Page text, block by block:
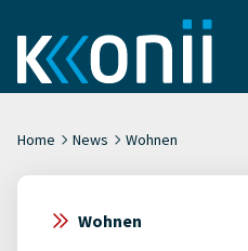
Home News Wohnen
Wohnen